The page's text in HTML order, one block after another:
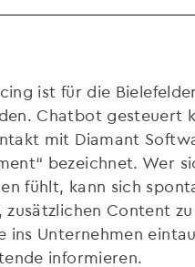
ist für die
Chatbot gesteuert
mit Diamant
bezeichnet. Wer
fühlt, kann sich
zusätzlichen Content
ins Unternehmen
informieren.